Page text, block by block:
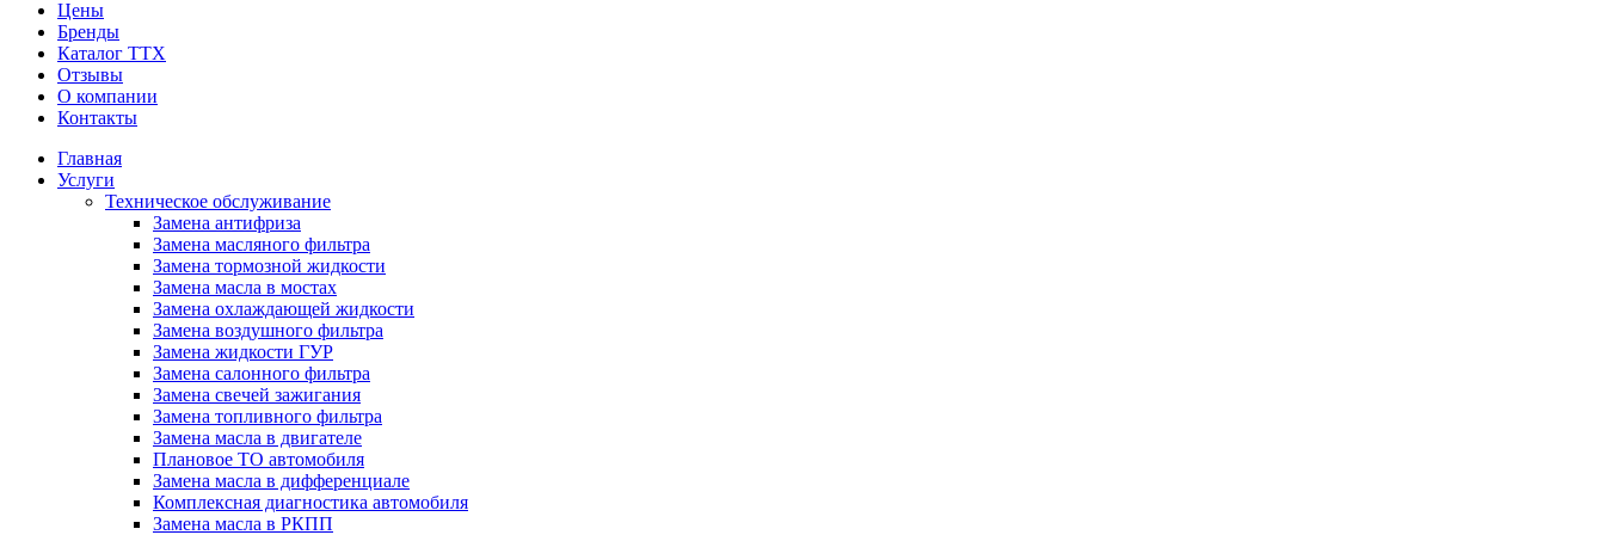
Цены
Бренды
Каталог ТТХ
Отзывы
О компании
Контакты
Главная
Услуги
Техническое обслуживание
Замена антифриза
Замена масляного фильтра
Замена тормозной жидкости
Замена масла в мостах
Замена охлаждающей жидкости
Замена воздушного фильтра
Замена жидкости ГУР
Замена салонного фильтра
Замена свечей зажигания
Замена топливного фильтра
Замена масла в двигателе
Плановое ТО автомобиля
Замена масла в дифференциале
Комплексная диагностика автомобиля
Замена масла в РКПП